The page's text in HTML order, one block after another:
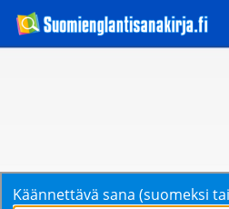
Käännettävä sana (suomeksi